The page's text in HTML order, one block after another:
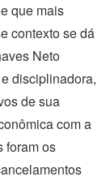
que mais
contexto se dá
Neto
disciplinadora,
de sua
com a
foram os